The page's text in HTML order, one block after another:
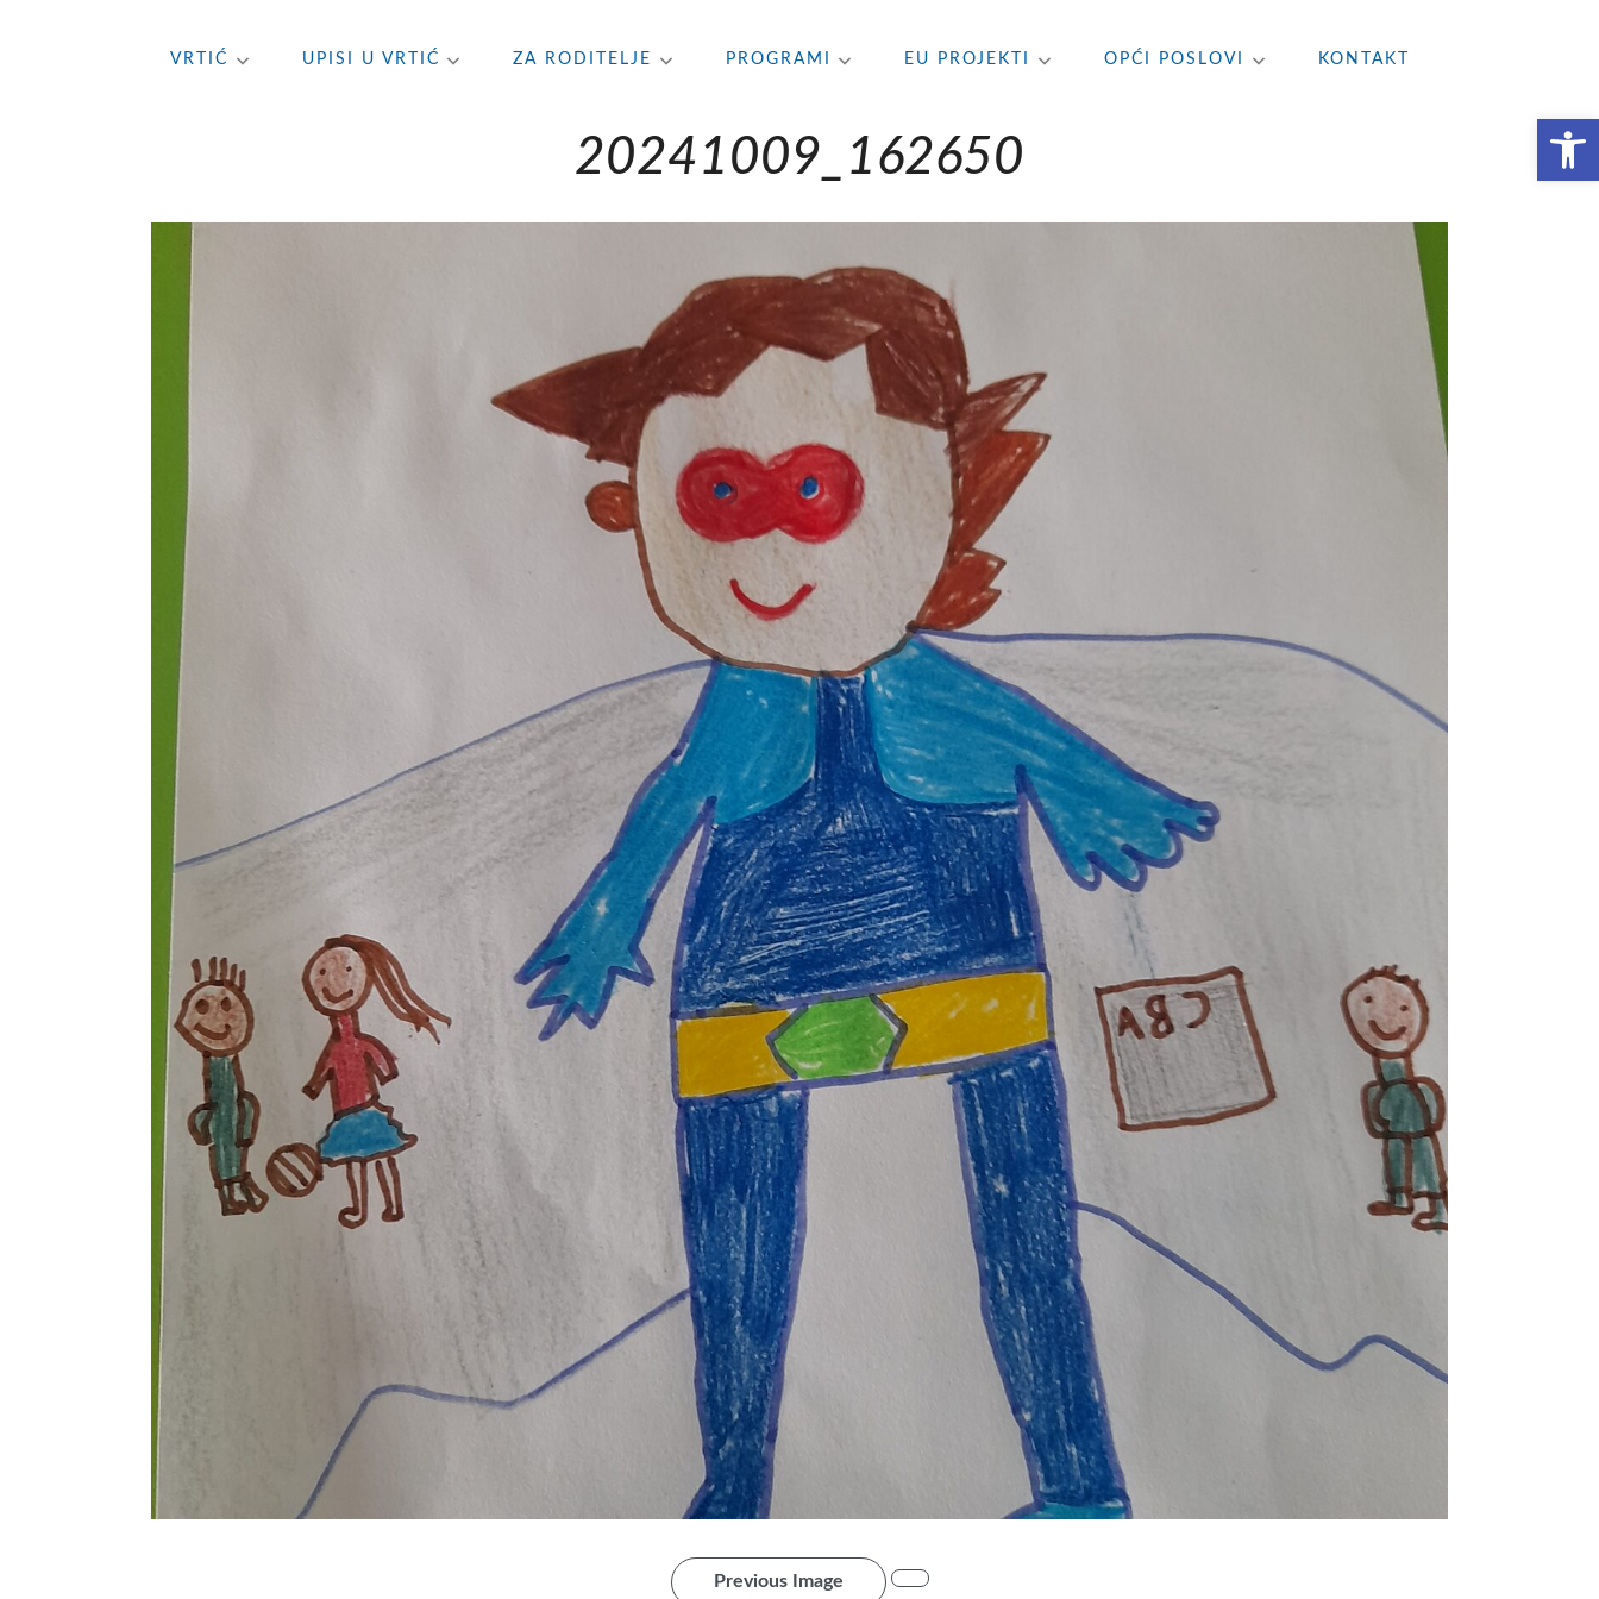
Open toolbar
VRTIĆ UPISI U VRTIĆ ZA RODITELJE PROGRAMI EU PROJEKTI OPĆI POSLOVI KONTAKT
20241009_162650
Previous Image